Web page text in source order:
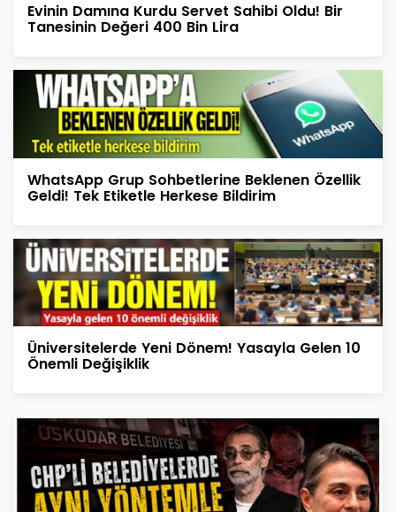
Evinin Damına Kurdu Servet Sahibi Oldu! Bir
Tanesinin Değeri 400 Bin Lira
WhatsApp Grup Sohbetlerine Beklenen Özellik
Geldi! Tek Etiketle Herkese Bildirim
Üniversitelerde Yeni Dönem! Yasayla Gelen 10
Önemli Değişiklik